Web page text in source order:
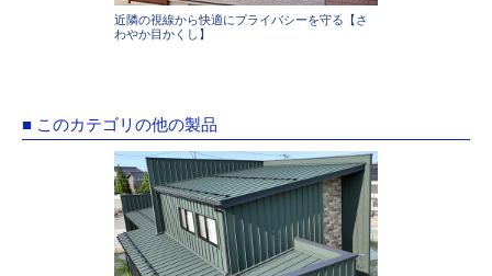
近隣の視線から快適にプライバシーを守る【さ
わやか目かくし】
■ このカテゴリの他の製品